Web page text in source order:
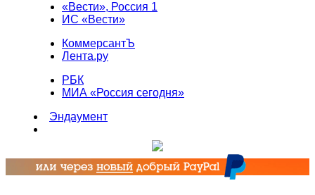
«Вести», Россия 1
ИС «Вести»
КоммерсантЪ
Лента.ру
РБК
МИА «Россия сегодня»
Эндаумент